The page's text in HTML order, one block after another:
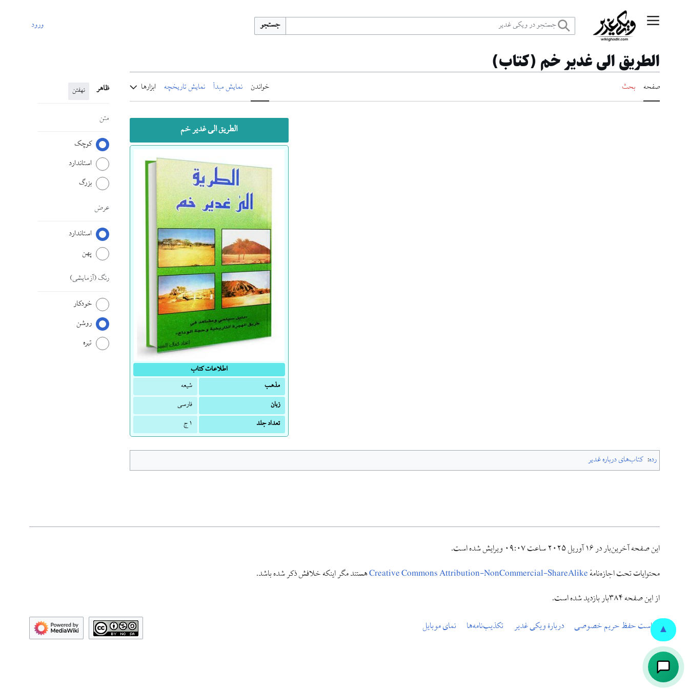
منوی اصلی جستجو ورود
الطریق الی غدیر خم (کتاب)
صفحه بحث خواندن نمایش مبدأ نمایش تاریخچه ابزارها ظاهر نهفتن
متن
کوچک
استاندارد
بزرگ
عرض
استاندارد
پهن
رنگ(آزمایشی)
خودکار
روشن
تیره
الطریق الی غدیر خم
اطلاعات کتاب
مذهب
شیعه
زبان
فارسی
تعداد جلد
۱ ج
رده: کتاب‌های درباره غدیر
▲
این صفحه آخرین‌بار در ‏۱۶ آوریل ۲۰۲۵ ساعت ‏۰۹:۰۷ ویرایش شده است.
محتوایات تحت اجازه‌نامهٔCreative Commons Attribution-NonCommercial-ShareAlikeهستند مگر اینکه خلافش ذکر شده باشد.
از این صفحه ۳۸۴بار بازدید شده است.
سیاست حفظ حریم خصوصی
دربارهٔ ویکی غدیر تکذیب‌نامه‌ها نمای موبایل